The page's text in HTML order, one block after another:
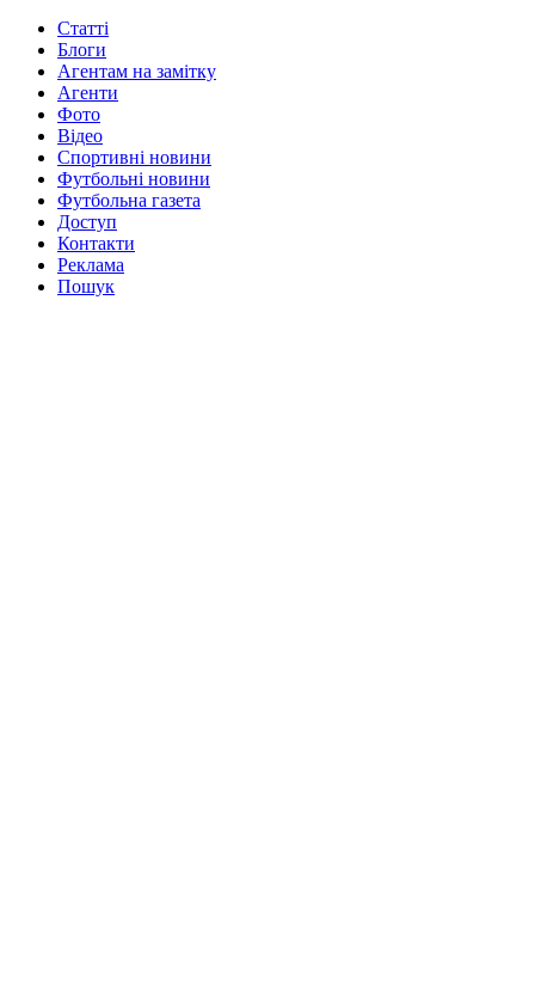
Статті
Блоги
Агентам на замітку
Агенти
Фото
Відео
Спортивні новини
Футбольні новини
Футбольна газета
Доступ
Контакти
Реклама
Пошук